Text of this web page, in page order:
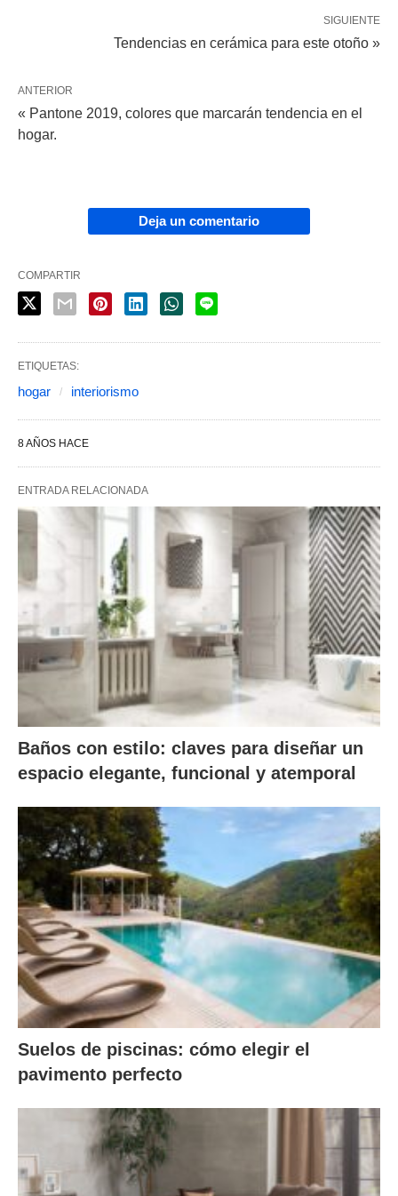
SIGUIENTE
Tendencias en cerámica para este otoño »
ANTERIOR
« Pantone 2019, colores que marcarán tendencia en el
hogar.
Deja un comentario
COMPARTIR
ETIQUETAS:
hogar interiorismo
8 AÑOS HACE
ENTRADA RELACIONADA
Baños con estilo: claves para diseñar un
espacio elegante, funcional y atemporal
Suelos de piscinas: cómo elegir el
pavimento perfecto